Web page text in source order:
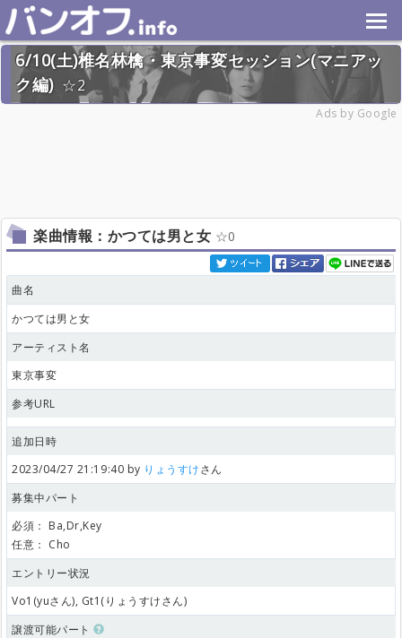
6/10(土)椎名林檎・東京事変セッション(マニアッ
ク編)
2
Ads by Google
楽曲情報：かつては男と女 0
曲名
かつては男と女
アーティスト名
東京事変
参考URL
追加日時
2023/04/27 21:19:40 by りょうすけさん
募集中パート
必須： Ba,Dr,Key
任意： Cho
エントリー状況
Vo1(yuさん), Gt1(りょうすけさん)
譲渡可能パート